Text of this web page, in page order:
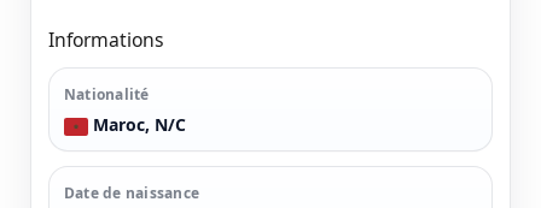
Informations
Nationalité
Maroc, N/C
Date de naissance